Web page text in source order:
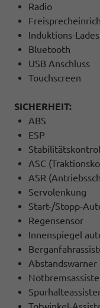
Radio
Induktions-
Bluetooth
USB Anschluss
Touchscreen
SICHERHEIT:
ABS
ESP
ASC
ASR
Servolenkung
Start-/Stopp-
Regensensor
Innenspiegel
Abstandswarner